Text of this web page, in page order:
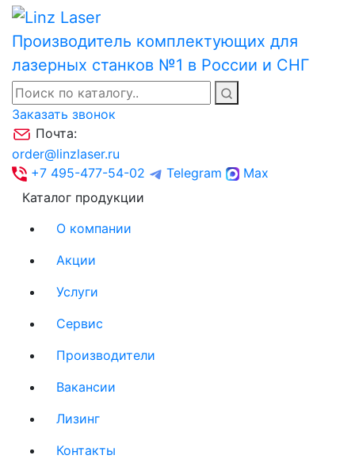
Производитель комплектующих для
лазерных станков №1 в России и СНГ
Заказать звонок
Почта:
order@linzlaser.ru
+7 495-477-54-02
Telegram
Max
Каталог продукции
О компании
Акции
Услуги
Сервис
Производители
Вакансии
Лизинг
Контакты